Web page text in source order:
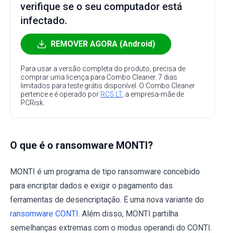
verifique se o seu computador está
infectado.
REMOVER AGORA (Android)
Para usar a versão completa do produto, precisa de
comprar uma licença para Combo Cleaner. 7 dias
limitados para teste grátis disponível. O Combo Cleaner
pertence e é operado por RCS LT, a empresa-mãe de
PCRisk.
O que é o ransomware MONTI?
MONTI é um programa de tipo ransomware concebido
para encriptar dados e exigir o pagamento das
ferramentas de desencriptação. É uma nova variante do
ransomware CONTI. Além disso, MONTI partilha
semelhanças extremas com o modus operandi do CONTI.